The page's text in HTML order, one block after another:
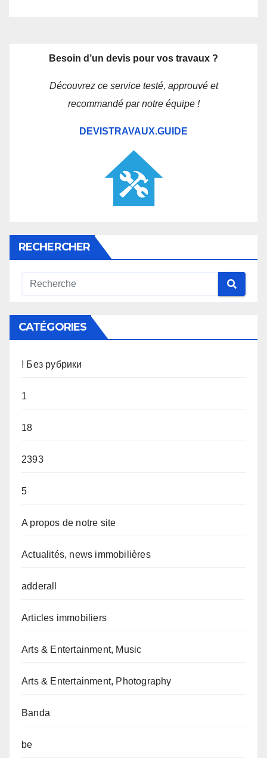
Besoin d’un devis pour vos travaux ?
Découvrez ce service testé, approuvé et
recommandé par notre équipe !
DEVISTRAVAUX.GUIDE
RECHERCHER
CATÉGORIES
! Без рубрики
1
18
2393
5
A propos de notre site
Actualités, news immobilières
adderall
Articles immobiliers
Arts & Entertainment, Music
Arts & Entertainment, Photography
Banda
be